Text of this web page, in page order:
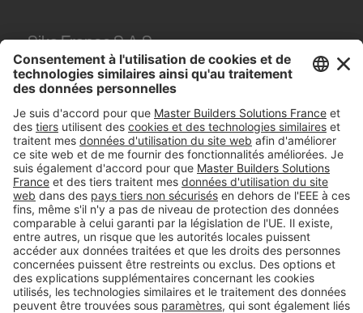
Sika France S.A.S.
84, rue Edouard Vaillant
93350Le Bourget
Tel. 01 49 92 80 00
#PCI